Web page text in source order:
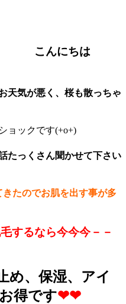
は
悪く、桜も散っちゃ
ョックです(+o+)
ん聞かせて下さい
のでお肌を出す事が多
するなら今今今－－
、保湿、アイ
得です❤❤